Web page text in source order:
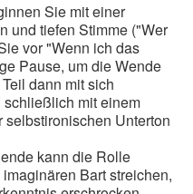
Sie mit einer
und tiefen Stimme ("Wer
vor "Wenn ich das
Pause, um die Wende
dann mit sich
mit einem
Unterton
kann die Rolle
Bart streichen,